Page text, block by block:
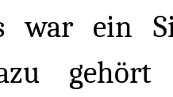
war ein